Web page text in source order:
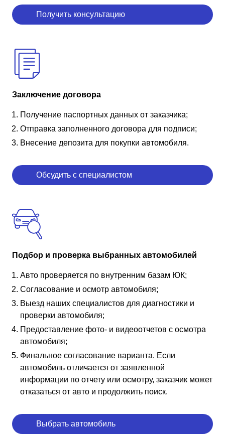
Получить консультацию
Заключение договора
Получение паспортных данных от заказчика;
Отправка заполненного договора для подписи;
Внесение депозита для покупки автомобиля.
Обсудить с специалистом
Подбор и проверка выбранных автомобилей
Авто проверяется по внутренним базам ЮК;
Согласование и осмотр автомобиля;
Выезд наших специалистов для диагностики и
проверки автомобиля;
Предоставление фото- и видеоотчетов с осмотра
автомобиля;
Финальное согласование варианта. Если
автомобиль отличается от заявленной
информации по отчету или осмотру, заказчик может
отказаться от авто и продолжить поиск.
Выбрать автомобиль